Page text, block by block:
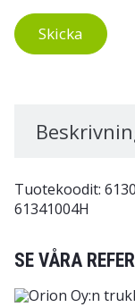
Skicka
Tuotekoodit:
61341004H
SE VÅRA